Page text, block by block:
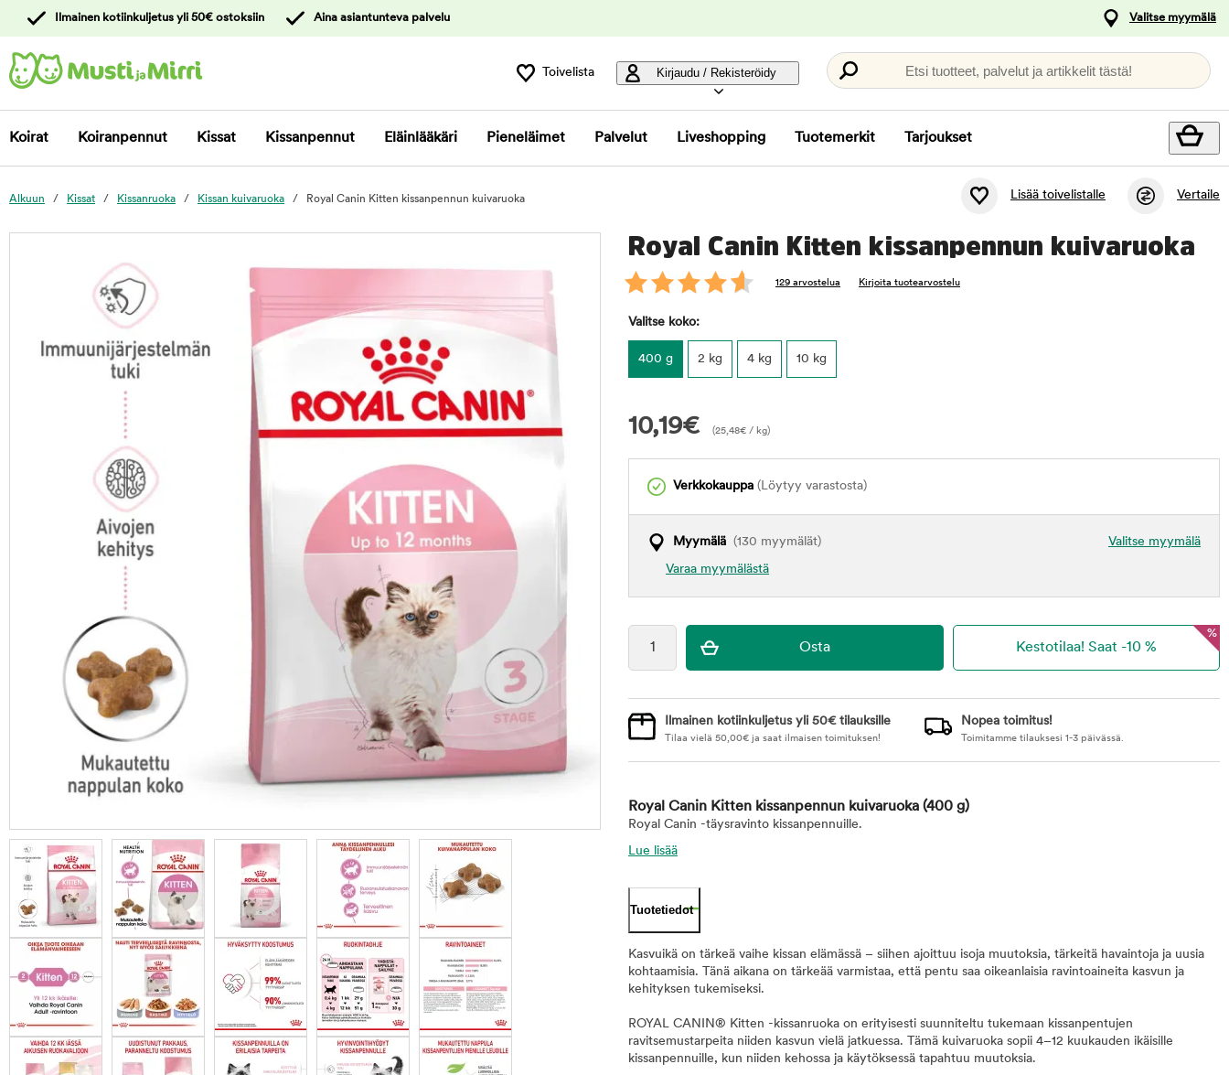
asiakaspalveluun
Ilmainen kotiinkuljetus yli 50€ ostoksiin Aina asiantunteva palvelu Valitse myymälä
Toivelista Kirjaudu / Rekisteröidy Etsi tuotteet, palvelut ja artikkelit tästä!
Koirat Koiranpennut Kissat Kissanpennut Eläinlääkäri Pieneläimet Palvelut Liveshopping Tuotemerkit Tarjoukset
Alkuun Kissat Kissanruoka Kissan kuivaruoka Royal Canin Kitten kissanpennun kuivaruoka Lisää toivelistalle Vertaile
Royal Canin Kitten kissanpennun kuivaruoka
129 arvostelua Kirjoita tuotearvostelu
Valitse koko:
400 g 2 kg 4 kg 10 kg
10,19€ (25,48€ / kg)
Verkkokauppa (Löytyy varastosta)
Valitse myymälä
Myymälä (130 myymälät)
Varaa myymälästä
%
Ilmainen kotiinkuljetus yli 50€ tilauksille
Tilaa vielä 50,00€ ja saat ilmaisen toimituksen!
Nopea toimitus!
Toimitamme tilauksesi 1-3 päivässä.
Royal Canin Kitten kissanpennun kuivaruoka (400 g)
Royal Canin -täysravinto kissanpennuille.
Lue lisää
Tuotetiedot
Kasvuikä on tärkeä vaihe kissan elämässä – siihen ajoittuu isoja muutoksia, tärkeitä havaintoja ja uusia
kohtaamisia. Tänä aikana on tärkeää varmistaa, että pentu saa oikeanlaisia ravintoaineita kasvun ja
kehityksen tukemiseksi.
ROYAL CANIN® Kitten -kissanruoka on erityisesti suunniteltu tukemaan kissanpentujen
ravitsemustarpeita niiden kasvun vielä jatkuessa. Tämä kuivaruoka sopii 4–12 kuukauden ikäisille
kissanpennuille, kun niiden kehossa ja käytöksessä tapahtuu muutoksia.